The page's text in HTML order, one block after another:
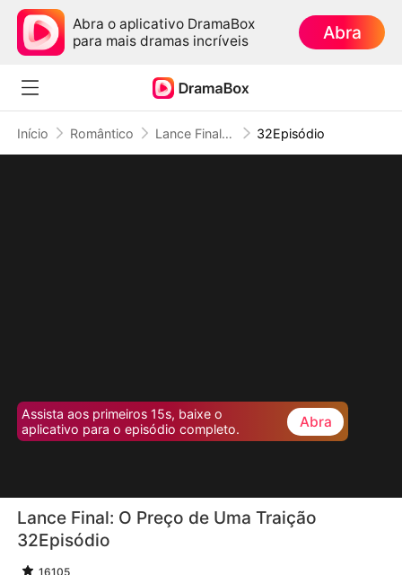
Abra o aplicativo DramaBox
para mais dramas incríveis
Abra
Início Romântico Lance Final: O Preço de Uma Traição 32Episódio
Assista aos primeiros 15s, baixe o
aplicativo para o episódio completo.
Abra
Lance Final: O Preço de Uma Traição
32Episódio
16105